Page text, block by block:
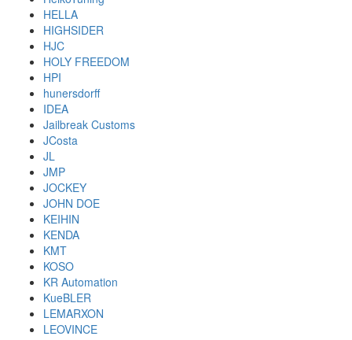
HELLA
HIGHSIDER
HJC
HOLY FREEDOM
HPI
hunersdorff
IDEA
Jailbreak Customs
JCosta
JL
JMP
JOCKEY
JOHN DOE
KEIHIN
KENDA
KMT
KOSO
KR Automation
KueBLER
LEMARXON
LEOVINCE